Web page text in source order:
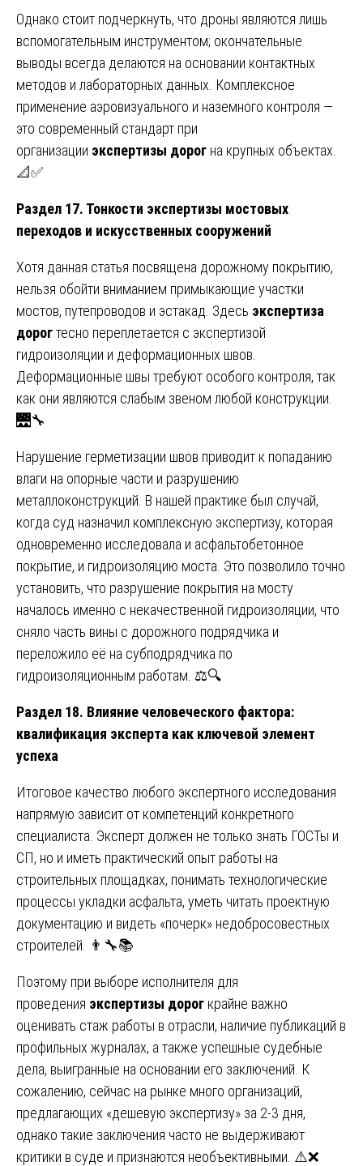
Однако стоит подчеркнуть, что дроны являются лишь
вспомогательным инструментом; окончательные
выводы всегда делаются на основании контактных
методов и лабораторных данных. Комплексное
применение аэровизуального и наземного контроля —
это современный стандарт при
организации экспертизы дорог на крупных объектах.
📐✅
Раздел 17. Тонкости экспертизы мостовых
переходов и искусственных сооружений
Хотя данная статья посвящена дорожному покрытию,
нельзя обойти вниманием примыкающие участки
мостов, путепроводов и эстакад. Здесь экспертиза
дорогтесно переплетается с экспертизой
гидроизоляции и деформационных швов.
Деформационные швы требуют особого контроля, так
как они являются слабым звеном любой конструкции.
🌉🔧
Нарушение герметизации швов приводит к попаданию
влаги на опорные части и разрушению
металлоконструкций. В нашей практике был случай,
когда суд назначил комплексную экспертизу, которая
одновременно исследовала и асфальтобетонное
покрытие, и гидроизоляцию моста. Это позволило точно
установить, что разрушение покрытия на мосту
началось именно с некачественной гидроизоляции, что
сняло часть вины с дорожного подрядчика и
переложило её на субподрядчика по
гидроизоляционным работам. ⚖️🔍
Раздел 18. Влияние человеческого фактора:
квалификация эксперта как ключевой элемент
успеха
Итоговое качество любого экспертного исследования
напрямую зависит от компетенций конкретного
специалиста. Эксперт должен не только знать ГОСТы и
СП, но и иметь практический опыт работы на
строительных площадках, понимать технологические
процессы укладки асфальта, уметь читать проектную
документацию и видеть «почерк» недобросовестных
строителей. 👨‍🔧📚
Поэтому при выборе исполнителя для
проведения экспертизы дорог крайне важно
оценивать стаж работы в отрасли, наличие публикаций в
профильных журналах, а также успешные судебные
дела, выигранные на основании его заключений. К
сожалению, сейчас на рынке много организаций,
предлагающих «дешевую экспертизу» за 2-3 дня,
однако такие заключения часто не выдерживают
критики в суде и признаются необъективными. ⚠️❌